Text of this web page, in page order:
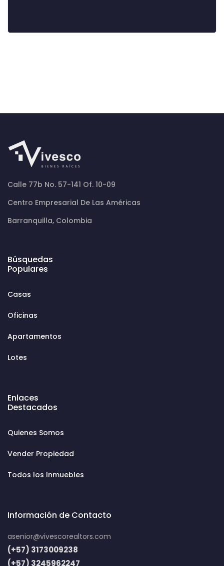
Calle 77b No. 57-141 Of. 10-09
Centro Empresarial De Las Américas
Barranquilla, Colombia
Búsquedas
Populares
Casas
Oficinas
Apartamentos
Lotes
Enlaces
Destacados
Quienes Somos
Vender Propiedad
Todos los Inmuebles
Información de Contacto
asenior@vivescorealtors.com
(+57) 3173009238
(+57) 3245962247